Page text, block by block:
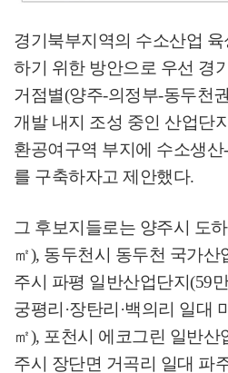
경기북부지역의 수소산업
하기 위한 방안으로 우선 경
거점별(양주-의정부-동두천권
개발 내지 조성 중인 산업단
환공여구역 부지에 수소생산-
를 구축하자고 제안했다.
그 후보지들로는 양주시 도
㎡), 동두천시 동두천 국가산
주시 파평 일반산업단지 (59
궁평리 ·장탄리 ·백의리 일대
㎡), 포천시 에코그린 일반산
주시 장단면 거곡리 일대 파